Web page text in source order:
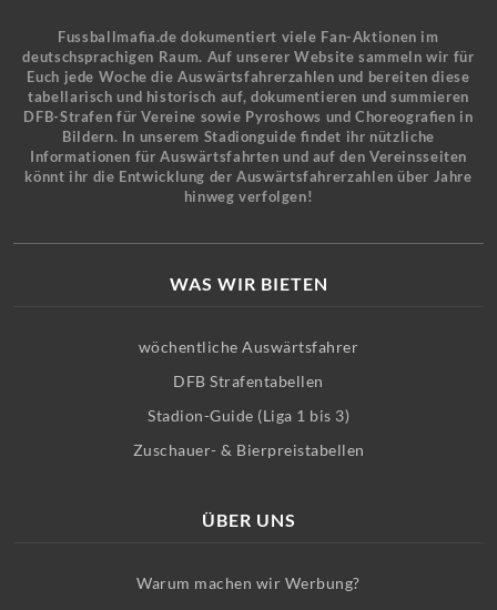
Fussballmafia.de dokumentiert viele Fan-Aktionen im
deutschsprachigen Raum. Auf unserer Website sammeln wir für
Euch jede Woche die Auswärtsfahrerzahlen und bereiten diese
tabellarisch und historisch auf, dokumentieren und summieren
DFB-Strafen für Vereine sowie Pyroshows und Choreografien in
Bildern. In unserem Stadionguide findet ihr nützliche
Informationen für Auswärtsfahrten und auf den Vereinsseiten
könnt ihr die Entwicklung der Auswärtsfahrerzahlen über Jahre
hinweg verfolgen!
WAS WIR BIETEN
wöchentliche Auswärtsfahrer
DFB Strafentabellen
Stadion-Guide (Liga 1 bis 3)
Zuschauer- & Bierpreistabellen
ÜBER UNS
Warum machen wir Werbung?